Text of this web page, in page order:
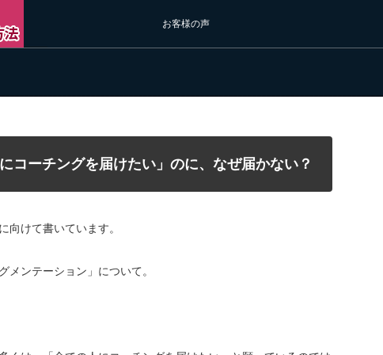
お客様の声
コーチングを届けたい」のに、なぜ届かない？
向けて書いています。
メンテーション」について。